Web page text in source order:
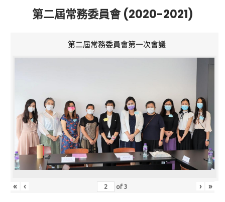
第二屆常務委員會 (2020-2021)
第二屆常務委員會第一次會議
« ‹ of3 › »